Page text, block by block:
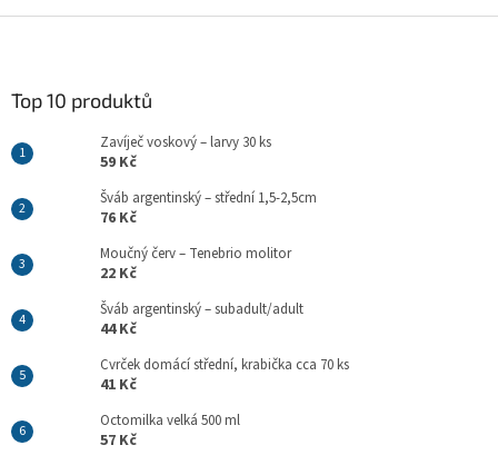
Top 10 produktů
Zavíječ voskový – larvy 30 ks
59 Kč
Šváb argentinský – střední 1,5-2,5cm
76 Kč
Moučný červ – Tenebrio molitor
22 Kč
Šváb argentinský – subadult/adult
44 Kč
Cvrček domácí střední, krabička cca 70 ks
41 Kč
Octomilka velká 500 ml
57 Kč